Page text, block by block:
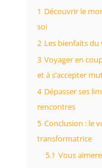
1 Découvrir le
soi
2 Les bienfaits du
3 Voyager en
et à s’accepter
4 Dépasser ses
rencontres
5 Conclusion : le
transformatrice
5.1 Vous